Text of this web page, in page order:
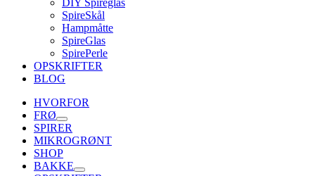
DIY Spireglas
SpireSkål
Hampmåtte
SpireGlas
SpirePerle
OPSKRIFTER
BLOG
HVORFOR
FRØ
SPIRER
MIKROGRØNT
SHOP
BAKKE